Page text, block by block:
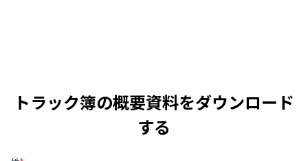
トラック簿の概要資料をダウンロード
する